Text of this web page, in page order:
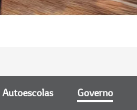
Autoescolas Governo